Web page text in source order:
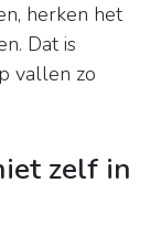
herken het
Dat is
vallen zo
zelf in